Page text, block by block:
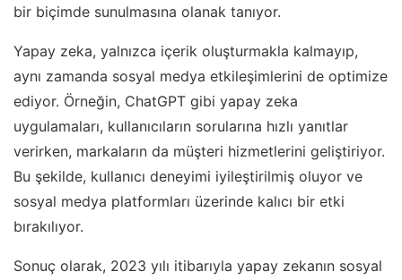
bir biçimde sunulmasına olanak tanıyor.
Yapay zeka, yalnızca içerik oluşturmakla kalmayıp,
aynı zamanda sosyal medya etkileşimlerini de optimize
ediyor. Örneğin, ChatGPT gibi yapay zeka
uygulamaları, kullanıcıların sorularına hızlı yanıtlar
verirken, markaların da müşteri hizmetlerini geliştiriyor.
Bu şekilde, kullanıcı deneyimi iyileştirilmiş oluyor ve
sosyal medya platformları üzerinde kalıcı bir etki
bırakılıyor.
Sonuç olarak, 2023 yılı itibarıyla yapay zekanın sosyal